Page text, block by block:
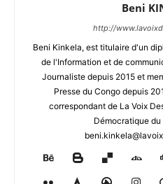
Beni
http://
Beni Kinkela, est titulaire d'un
de l'Information et de
Journaliste depuis 2015 et
Presse du Congo depuis
correspondant de La Voix
Démocratique